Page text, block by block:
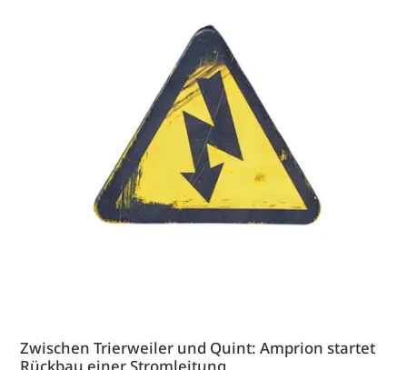
Zwischen Trierweiler und Quint: Amprion startet
Rückbau einer Stromleitung